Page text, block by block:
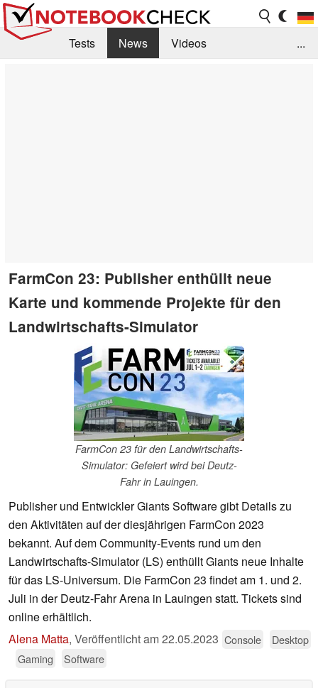
Tests News
Videos
...
FarmCon 23: Publisher enthüllt neue
Karte und kommende Projekte für den
Landwirtschafts-Simulator
FarmCon 23 für den Landwirtschafts-
Simulator: Gefeiert wird bei Deutz-
Fahr in Lauingen.
Publisher und Entwickler Giants Software gibt Details zu
den Aktivitäten auf der diesjährigen FarmCon 2023
bekannt. Auf dem Community-Events rund um den
Landwirtschafts-Simulator (LS) enthüllt Giants neue Inhalte
für das LS-Universum. Die FarmCon 23 findet am 1. und 2.
Juli in der Deutz-Fahr Arena in Lauingen statt. Tickets sind
online erhältlich.
Alena Matta, Veröffentlicht am22.05.2023 Console
Desktop
Gaming
Software